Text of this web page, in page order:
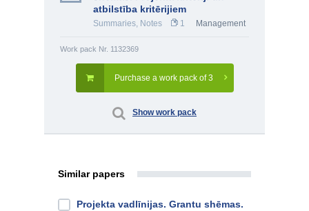
atbilstība kritērijiem
Summaries, Notes 1 Management
Work pack Nr. 1132369
Purchase a work pack of 3
Show work pack
Similar papers
Projekta vadlīnijas. Grantu shēmas.